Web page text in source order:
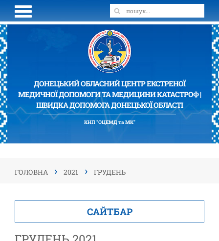
ДОНЕЦЬКИЙ ОБЛАСНИЙ ЦЕНТР ЕКСТРЕНОЇ
МЕДИЧНОЇ ДОПОМОГИ ТА МЕДИЦИНИ КАТАСТРОФ |
ШВИДКА ДОПОМОГА ДОНЕЦЬКОЇ ОБЛАСТІ
КНП "ОЦЕМД та МК"
ГОЛОВНА › 2021 › ГРУДЕНЬ
САЙТБАР